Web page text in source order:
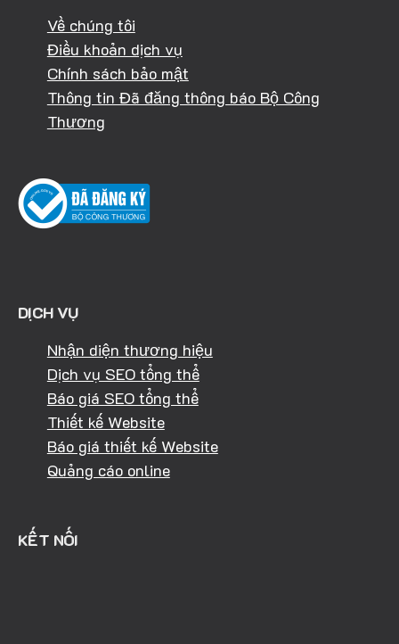
Về chúng tôi
Điều khoản dịch vụ
Chính sách bảo mật
Thông tin Đã đăng thông báo Bộ Công
Thương
DỊCH VỤ
Nhận diện thương hiệu
Dịch vụ SEO tổng thể
Báo giá SEO tổng thể
Thiết kế Website
Báo giá thiết kế Website
Quảng cáo online
KẾT NỐI